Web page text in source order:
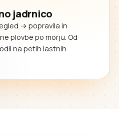
jadrnico
→ popravila in
plovbe po morju. Od
na petih lastnih